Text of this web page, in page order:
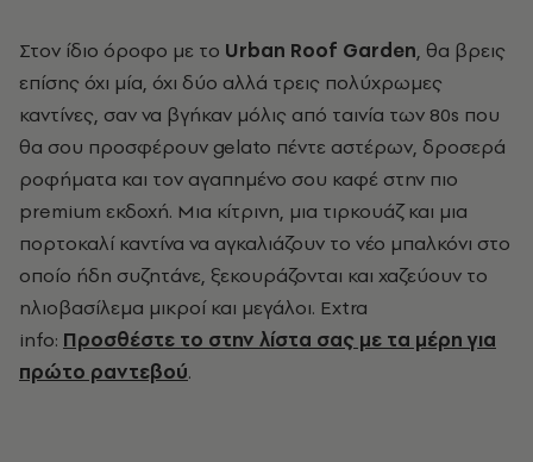
Στον ίδιο όροφο με το Urban Roof Garden, θα βρεις
επίσης όχι μία, όχι δύο αλλά τρεις πολύχρωμες
καντίνες, σαν να βγήκαν μόλις από ταινία των 80s που
θα σου προσφέρουν gelato πέντε αστέρων, δροσερά
ροφήματα και τον αγαπημένο σου καφέ στην πιο
premium εκδοχή. Μια κίτρινη, μια τιρκουάζ και μια
πορτοκαλί καντίνα να αγκαλιάζουν το νέο μπαλκόνι στο
οποίο ήδη συζητάνε, ξεκουράζονται και χαζεύουν το
ηλιοβασίλεμα μικροί και μεγάλοι. Extra
info: Προσθέστε το στην λίστα σας με τα μέρη για
πρώτο ραντεβού.